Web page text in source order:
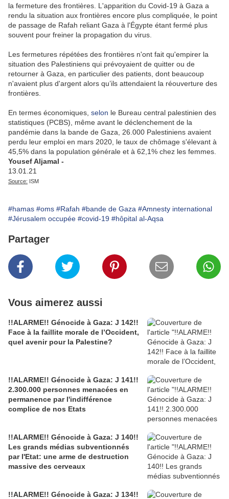
la fermeture des frontières. L'apparition du Covid-19 à Gaza a
rendu la situation aux frontières encore plus compliquée, le point
de passage de Rafah reliant Gaza à l'Égypte étant fermé plus
souvent pour freiner la propagation du virus.
Les fermetures répétées des frontières n'ont fait qu'empirer la
situation des Palestiniens qui prévoyaient de quitter ou de
retourner à Gaza , en particulier des patients, dont beaucoup
n'avaient plus d'argent alors qu’ils attendaient la réouverture des
frontières.
En termes économiques, selon le Bureau central palestinien des
statistiques (PCBS), même avant le déclenchement de la
pandémie dans la bande de Gaza , 26.000 Palestiniens avaient
perdu leur emploi en mars 2020, le taux de chômage s'élevant à
45,5% dans la population générale et à 62,1% chez les femmes.
Yousef Aljamal -
13.01.21
Source: ISM
#hamas #oms #Rafah #bande de Gaza #Amnesty international
#Jérusalem occupée #covid-19 #hôpital al-Aqsa
Partager
Vous aimerez aussi
!!ALARME!! Génocide à Gaza: J 142!!
Face à la faillite morale de l’Occident,
quel avenir pour la Palestine?
!!ALARME!! Génocide à Gaza: J 141!!
2.300.000 personnes menacées en
permanence par l'indifférence
complice de nos Etats
!!ALARME!! Génocide à Gaza: J 140!!
Les grands médias subventionnés
par l'Etat: une arme de destruction
massive des cerveaux
!!ALARME!! Génocide à Gaza: J 134!!